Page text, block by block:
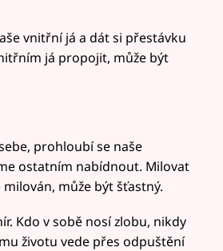
vnitřní já a dát si přestávku
já propojit, může být
prohloubí se naše
ostatním nabídnout. Milovat
může být šťastný.
Kdo v sobě nosí zlobu, nikdy
životu vede přes odpuštění